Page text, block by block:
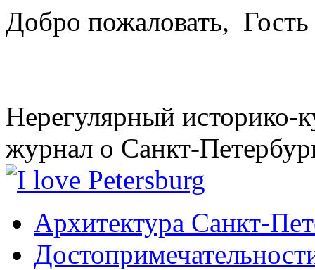
Добро пожаловать, Гость
Нерегулярный историко-
журнал о Санкт-
Архитектура Санкт-